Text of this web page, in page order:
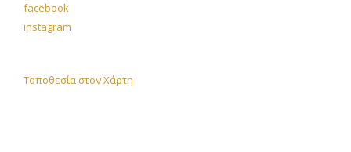
facebook
instagram
Τοποθεσία στον Χάρτη